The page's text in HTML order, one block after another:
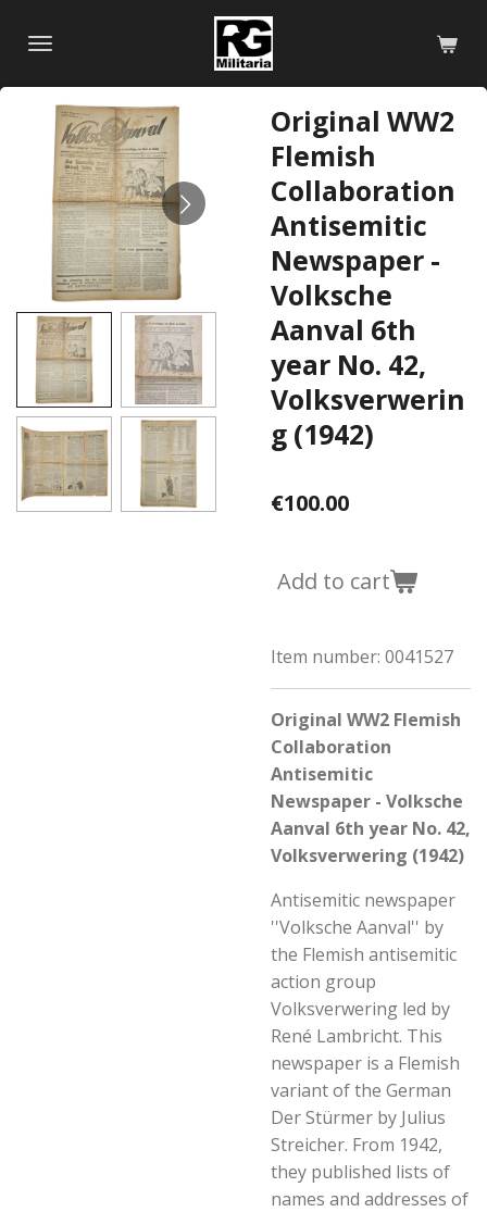
content
Original WW2
Flemish
Collaboration
Antisemitic
Newspaper -
Volksche
Aanval 6th
year No. 42,
Volksverwerin
g (1942)
€100.00
Add to cart
Item number: 0041527
Original WW2 Flemish
Collaboration
Antisemitic
Newspaper - Volksche
Aanval 6th year No. 42,
Volksverwering (1942)
Antisemitic newspaper
''Volksche Aanval'' by
the Flemish antisemitic
action group
Volksverwering led by
René Lambricht. This
newspaper is a Flemish
variant of the German
Der Stürmer by Julius
Streicher. From 1942,
they published lists of
names and addresses of